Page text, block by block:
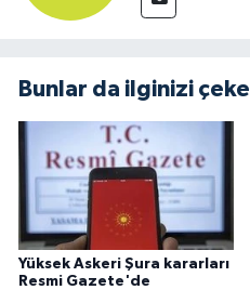
Bunlar da ilginizi
Yüksek Askeri Şura kararları
Resmi Gazete'de